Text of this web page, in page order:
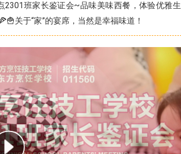
班家长鉴证会~品味美味西餐，体验优雅生
关于“家”的宴席，当然是幸福味道！